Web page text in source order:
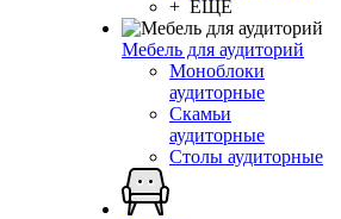
+ ЕЩЕ
Мебель для аудиторий
Моноблоки
аудиторные
Скамьи
аудиторные
Столы аудиторные